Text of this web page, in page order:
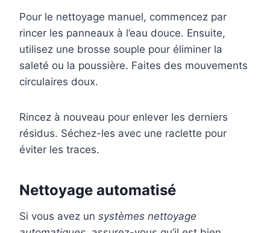
Pour le nettoyage manuel, commencez par
rincer les panneaux à l’eau douce. Ensuite,
utilisez une brosse souple pour éliminer la
saleté ou la poussière. Faites des mouvements
circulaires doux.
Rincez à nouveau pour enlever les derniers
résidus. Séchez-les avec une raclette pour
éviter les traces.
Nettoyage automatisé
Si vous avez un systèmes nettoyage